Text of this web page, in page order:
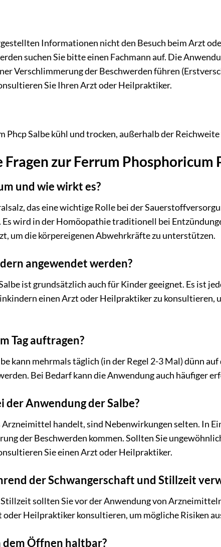
Informationen nicht den Besuch beim Arzt
suchen Sie bitte einen Fachmann auf. Die
Verschlimmerung der Beschwerden führen
Sie Ihren Arzt oder Heilpraktiker.
Phcp Salbe kühl und trocken, außerhalb der
zur Ferrum Phosphoricum
und wie wirkt es?
das eine wichtige Rolle bei der
wird in der Homöopathie traditionell bei
um die körpereigenen Abwehrkräfte zu unterstützen.
angewendet werden?
ist grundsätzlich auch für Kinder geeignet. Es ist
einen Arzt oder Heilpraktiker zu konsultieren,
Tag auftragen?
kann mehrmals täglich (in der Regel 2-3 Mal) dünn
Bei Bedarf kann die Anwendung auch häufiger
Anwendung der Salbe?
handelt, sind Nebenwirkungen selten. In
der Beschwerden kommen. Sollten Sie
Sie einen Arzt oder Heilpraktiker.
der Schwangerschaft und Stillzeit
sollten Sie vor der Anwendung von
Heilpraktiker konsultieren, um mögliche Risiken
dem Öffnen haltbar?